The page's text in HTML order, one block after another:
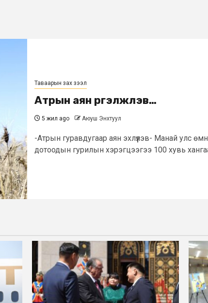
Таваарын зах зээл
Атрын аян үргэлжлэв…
5 жил ago Аюуш Энхтуул
-Атрын гуравдугаар аян эхлүүлэв- Манай улс
дотоодын гурилын хэрэгцээгээ 100 хувь